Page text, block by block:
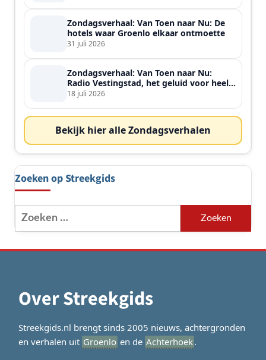
Zondagsverhaal: Van Toen naar Nu: De
hotels waar Groenlo elkaar ontmoette
31 juli 2026
Zondagsverhaal: Van Toen naar Nu:
Radio Vestingstad, het geluid voor heel
de streek
18 juli 2026
Bekijk hier alle Zondagsverhalen
Zoeken op Streekgids
Zoeken
naar:
Over Streekgids
Streekgids.nl brengt sinds 2005 nieuws, achtergronden
en verhalen uit Groenlo en de Achterhoek.